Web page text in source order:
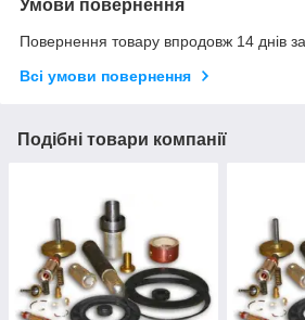
Умови повернення
Повернення товару впродовж 14 днів
Всі умови повернення
Подібні товари компанії